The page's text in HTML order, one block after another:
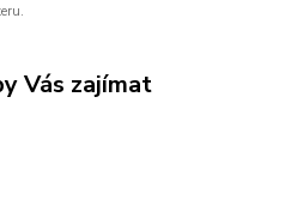
Vás zajímat